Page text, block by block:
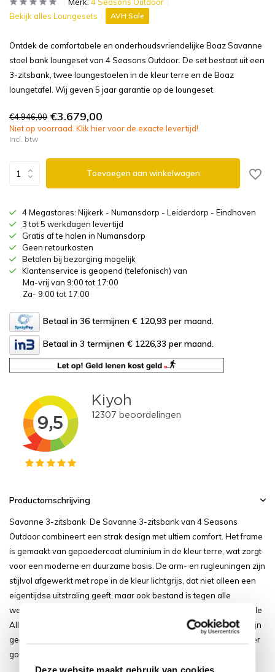
Deze website maakt gebruik van cookies
Bekijk alles Loungesets
AVH Sale
Ontdek de comfortabele en onderhoudsvriendelijke Boaz Savanne
stoel bank loungeset van 4 Seasons Outdoor. De set bestaat uit een
3-zitsbank, twee loungestoelen in de kleur terre en de Boaz
loungetafel. Wij geven 5 jaar garantie op de loungeset.
€4.946,00 €3.679,00
Niet op voorraad. Klik hier voor de exacte levertijd!
Incl. btw
Toevoegen aan winkelwagen
4 Megastores: Nijkerk - Numansdorp - Leiderdorp - Eindhoven
3 tot 5 werkdagen levertijd
Gratis af te halen in Numansdorp
Geen retourkosten
Betalen bij bezorging mogelijk
Klantenservice is geopend (telefonisch) van
Ma-vrij van 9:00 tot 17:00
Za- 9:00 tot 17:00
Betaal in 36 termijnen € 120,93 per maand.
Betaal in 3 termijnen € 1226,33 per maand.
Productomschrijving
Savanne 3-zitsbank De Savanne 3-zitsbank van 4 Seasons
Outdoor combineert een strak design met ultiem comfort. Het frame
is gemaakt van gepoedercoat aluminium in de kleur terre, wat zorgt
voor een moderne en duurzame basis. De arm- en rugleuningen zijn
stijlvol afgewerkt met rope in de kleur lichtgrijs, dat niet alleen een
eigentijdse uitstraling geeft, maar ook bestand is tegen alle
weersinvloeden. Voor extra comfort is de bank voorzien van royale
All Weather buitenkussens met een luxe uitstraling. De kussens zijn
gemaakt van een Olefin all weather buitenstof wat het kussen zeer
goed water en vuilafstotend maakt. Met zijn neutrale kleu...